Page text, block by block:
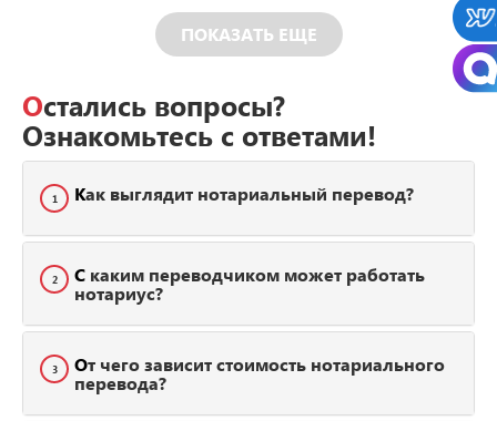
ПОКАЗАТЬ ЕЩЕ
Остались вопросы?
Ознакомьтесь с ответами!
1 Как выглядит нотариальный перевод?
2
С каким переводчиком может работать
нотариус?
3
От чего зависит стоимость нотариального
перевода?